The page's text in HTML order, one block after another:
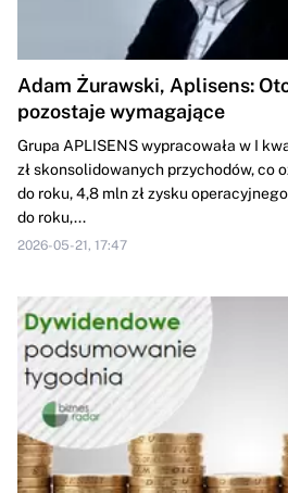
Adam Żurawski, Aplisens:
pozostaje wymagające
Grupa APLISENS wypracowała w I
zł skonsolidowanych przychodów, co
do roku, 4,8 mln zł zysku
do roku,...
2026-05-21, 17:47